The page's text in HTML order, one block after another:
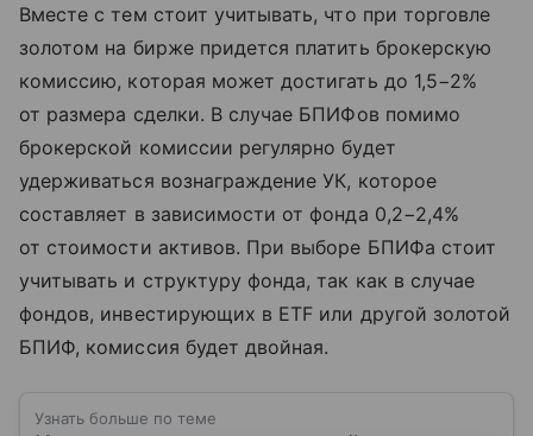
Вместе с тем стоит учитывать, что при торговле
золотом на бирже придется платить брокерскую
комиссию, которая может достигать до 1,5−2%
от размера сделки. В случае БПИФов помимо
брокерской комиссии регулярно будет
удерживаться вознаграждение УК, которое
составляет в зависимости от фонда 0,2−2,4%
от стоимости активов. При выборе БПИФа стоит
учитывать и структуру фонда, так как в случае
фондов, инвестирующих в ETF или другой золотой
БПИФ, комиссия будет двойная.
Узнать больше по теме